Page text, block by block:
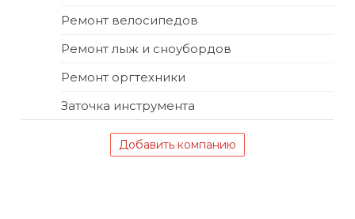
Ремонт велосипедов
Ремонт лыж и сноубордов
Ремонт оргтехники
Заточка инструмента
Добавить компанию